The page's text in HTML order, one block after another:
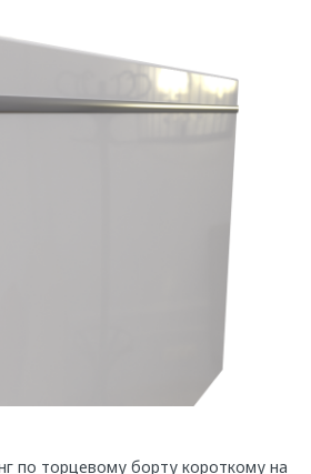
по торцевому борту короткому на